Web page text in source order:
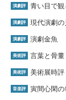
演劇評 青い目で
演劇評 現代演劇
演劇評 演劇金魚
美術評 言葉と骨
美術評 美術展時
音楽評 寅間心閑